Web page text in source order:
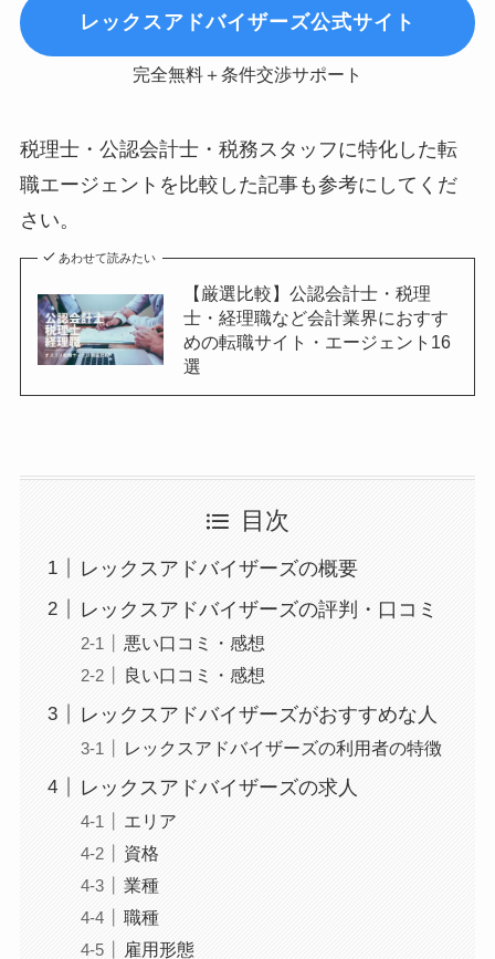
レックスアドバイザーズ公式サイト
完全無料＋条件交渉サポート
税理士・公認会計士・税務スタッフに特化した転
職エージェントを比較した記事も参考にしてくだ
さい。
あわせて読みたい
【厳選比較】公認会計士・税理
士・経理職など会計業界におすす
めの転職サイト・エージェント16
選
目次
レックスアドバイザーズの概要
レックスアドバイザーズの評判・口コミ
悪い口コミ・感想
良い口コミ・感想
レックスアドバイザーズがおすすめな人
レックスアドバイザーズの利用者の特徴
レックスアドバイザーズの求人
エリア
資格
業種
職種
雇用形態